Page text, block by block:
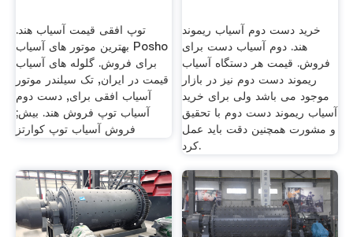
توپ افقی قیمت آسیاب هند.
بهترین موتور های آسیاب Posho
برای فروش. گلوله های آسیاب
قیمت در ايران, تک سیلندر موتور
آسیاب افقی برای, دست دوم
آسیاب توپ فروش هند. بیش;
فروش آسیاب توپ کوارتز
خرید دست دوم آسیاب ریموند
هند. دوم آسیاب دست برای
فروش. قیمت هر دستگاه آسیاب
ریموند دست دوم نیز در بازار
موجود می باشد ولی برای خرید
آسیاب ریموند دست دوم با تحقیق
و مشورت همچنین دقت باید عمل
کرد.